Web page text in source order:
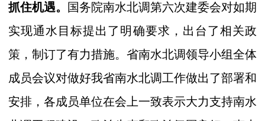
抓住机遇。
国务院南水北调第六次建委会对如期
实现通水目标提出了明确要求，出台了相关政
策，制订了有力措施。省南水北调领导小组全体
成员会议对做好我省南水北调工作做出了部署和
安排，各成员单位在会上一致表示大力支持南水